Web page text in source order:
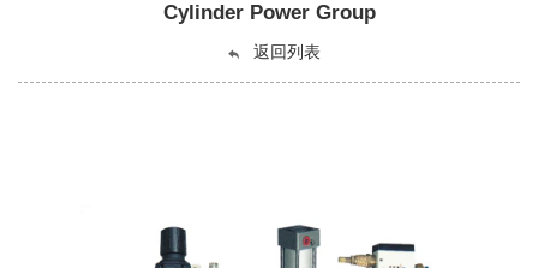
Cylinder Power Group
返回列表